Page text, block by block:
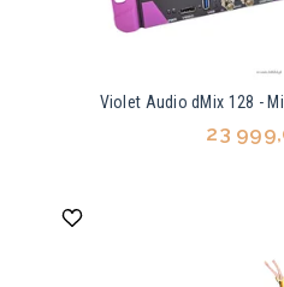
Violet Audio dMix 128 -
23